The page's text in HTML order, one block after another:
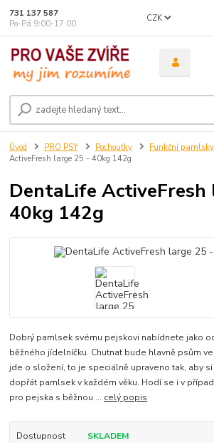
CZK
731 137 587
Po-Pá 9:00-17:00
Úvod PRO PSY Pochoutky Funkční pamlsky
ActiveFresh large 25 - 40kg 142g
DentaLife ActiveFresh
40kg 142g
Dobrý pamlsek svému pejskovi nabídnete jako
běžného jídelníčku. Chutnat bude hlavně psům
jde o složení, to je speciálně upraveno tak, aby
dopřát pamlsek v každém věku. Hodí se i v
pro pejska s běžnou ... celý popis
Dostupnost SKLADEM